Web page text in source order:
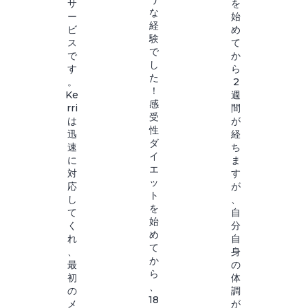
サ
ー
ビ
ス
で
す
。
Ke
rri
は
迅
速
に
対
応
し
て
く
れ
、
最
初
の
メ
な
経
験
で
し
た
！
感
受
性
ダ
イ
エ
ッ
ト
を
始
め
て
か
ら
、
18
を
始
め
て
か
ら
2
週
間
が
経
ち
ま
す
が
、
自
分
自
身
の
体
調
が